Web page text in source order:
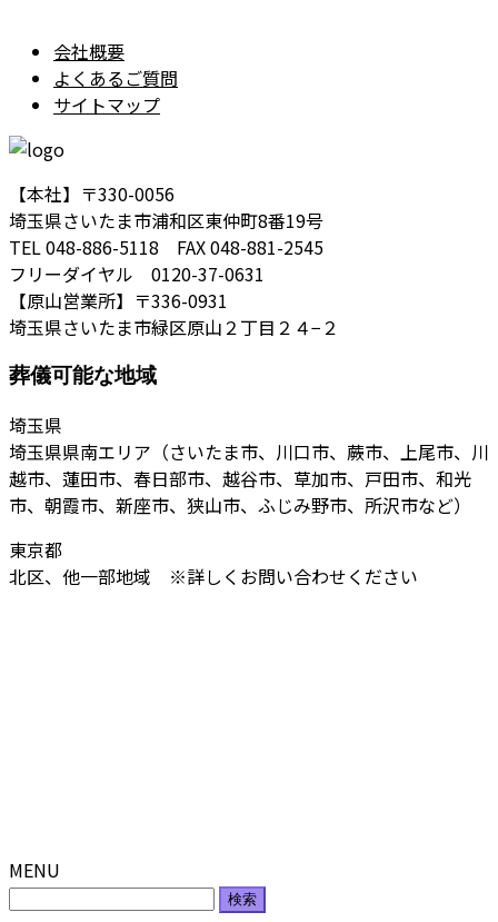
会社概要
よくあるご質問
サイトマップ
【本社】〒330-0056
埼玉県さいたま市浦和区東仲町8番19号
TEL 048-886-5118 FAX 048-881-2545
フリーダイヤル 0120-37-0631
【原山営業所】〒336-0931
埼玉県さいたま市緑区原山２丁目２４−２
葬儀可能な地域
埼玉県
埼玉県県南エリア（さいたま市、川口市、蕨市、上尾市、川
越市、蓮田市、春日部市、越谷市、草加市、戸田市、和光
市、朝霞市、新座市、狭山市、ふじみ野市、所沢市など）
東京都
北区、他一部地域 ※詳しくお問い合わせください
MENU
検